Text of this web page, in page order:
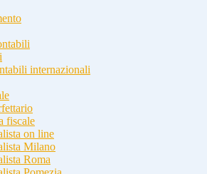
internazionali
fiscale
on line
Milano
Roma